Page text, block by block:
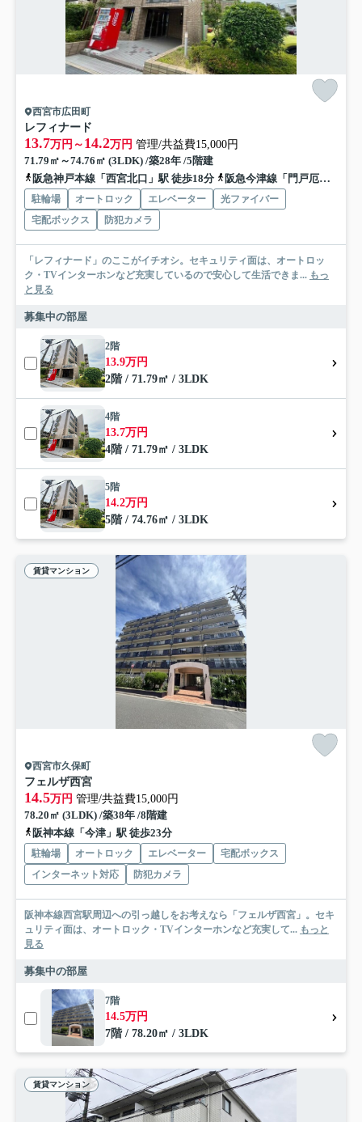
西宮市広田町
レフィナード
13.7万円～ 14.2万円 管理/共益費15,000円
71.79㎡～74.76㎡ (3LDK) /築28年 /5階建
阪急神戸本線「西宮北口」駅 徒歩18分
阪急今津線「門戸厄神」駅 徒歩18分
駐輪場 オートロック エレベーター
光ファイバー
宅配ボックス
防犯カメラ
「レフィナード」のここがイチオシ。セキュリティ面は、オートロッ
ク・TVインターホンなど充実しているので安心して生活できま... もっ
と見る
募集中の部屋
2階
13.9万円
2階 / 71.79㎡ / 3LDK
4階
13.7万円
4階 / 71.79㎡ / 3LDK
5階
14.2万円
5階 / 74.76㎡ / 3LDK
賃貸マンション
西宮市久保町
フェルザ西宮
14.5万円 管理/共益費15,000円
78.20㎡ (3LDK) /築38年 /8階建
阪神本線「今津」駅 徒歩23分
駐輪場 オートロック エレベーター
宅配ボックス
インターネット対応
防犯カメラ
阪神本線西宮駅周辺への引っ越しをお考えなら「フェルザ西宮」。セキ
ュリティ面は、オートロック・TVインターホンなど充実して... もっと
見る
募集中の部屋
7階
14.5万円
7階 / 78.20㎡ / 3LDK
賃貸マンション